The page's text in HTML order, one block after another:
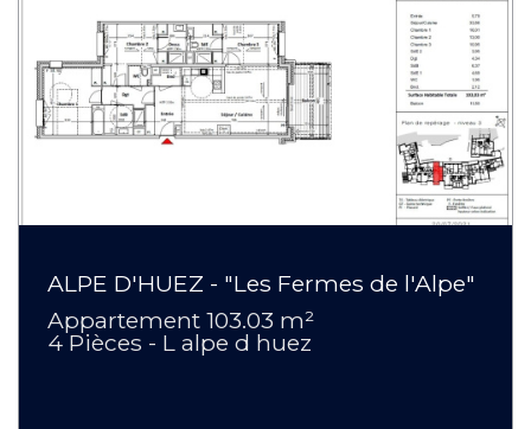
ALPE D'HUEZ - "Les Fermes de l'Alpe"
Appartement 103.03 m²
4 Pièces - L alpe d huez